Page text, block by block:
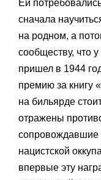
Ей
сначала
на родном, а
сообществу, что
пришел в 1944
премию за книгу
на бильярде
отражены
сопровождавшие
нацистской
впервые эту